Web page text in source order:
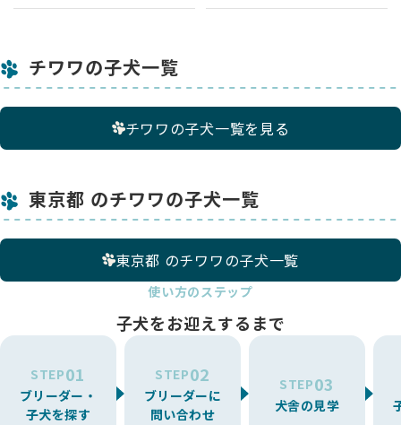
チワワの子犬一覧
チワワの子犬一覧を見る
東京都 のチワワの子犬一覧
東京都 のチワワの子犬一覧
使い方のステップ
子犬をお迎えするまで
STEP01
ブリーダー・
子犬を探す
STEP02
ブリーダーに
問い合わせ
STEP03
犬舎の見学